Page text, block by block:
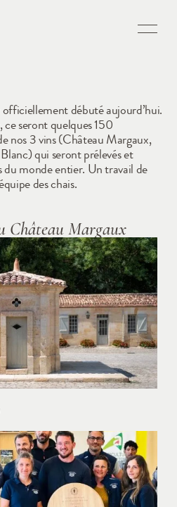
officiellement débuté aujourd’hui.
ce seront quelques 150
nos 3 vins (Château Margaux,
qui seront prélevés et
du monde entier. Un travail de
des chais.
Château Margaux